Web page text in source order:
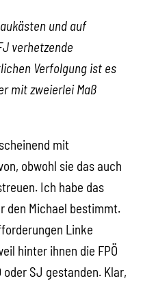
und auf
verhetzende
Verfolgung ist es
mit zweierlei Maß
mit
obwohl sie das auch
Ich habe das
den Michael bestimmt.
Linke
hinter ihnen die FPÖ
SJ gestanden. Klar,